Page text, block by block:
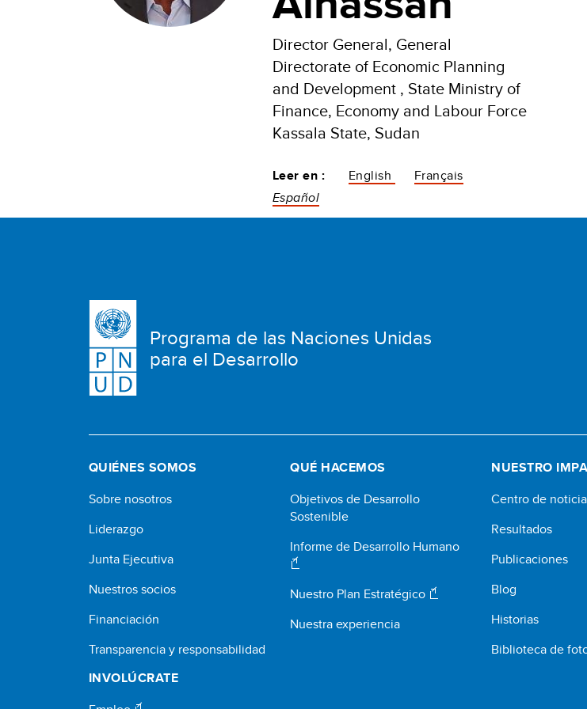
Director General, General
Directorate of Economic Planning
and Development , State Ministry of
Finance, Economy and Labour Force
Kassala State, Sudan
Leer en : English
Français
Español
Programa de las Naciones Unidas
para el Desarrollo
QUIÉNES SOMOS
Sobre nosotros
Liderazgo
Junta Ejecutiva
Nuestros socios
Financiación
Transparencia y responsabilidad
QUÉ HACEMOS
Objetivos de Desarrollo
Sostenible
Informe de Desarrollo Humano
Nuestro Plan Estratégico
Nuestra experiencia
NUESTRO
Centro de
Resultados
Publicaciones
Blog
Historias
Biblioteca de
INVOLÚCRATE